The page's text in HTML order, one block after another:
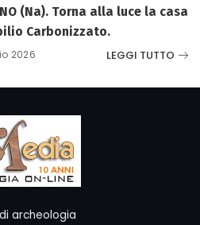
(Na). Torna alla luce la casa
Carbonizzato.
2026 LEGGI TUTTO
archeologia